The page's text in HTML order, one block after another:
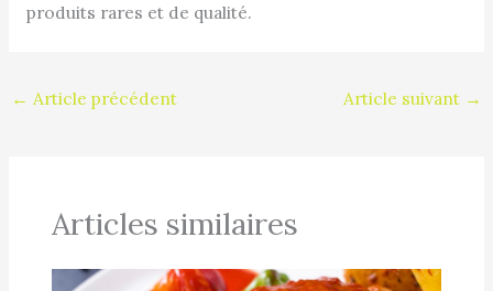
produits rares et de qualité.
← Article précédent Article suivant →
Articles similaires